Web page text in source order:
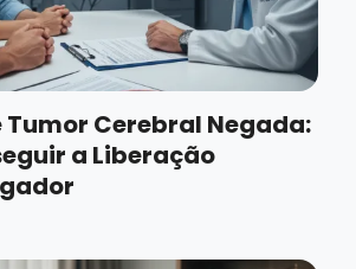
Cerebral Negada:
a Liberação